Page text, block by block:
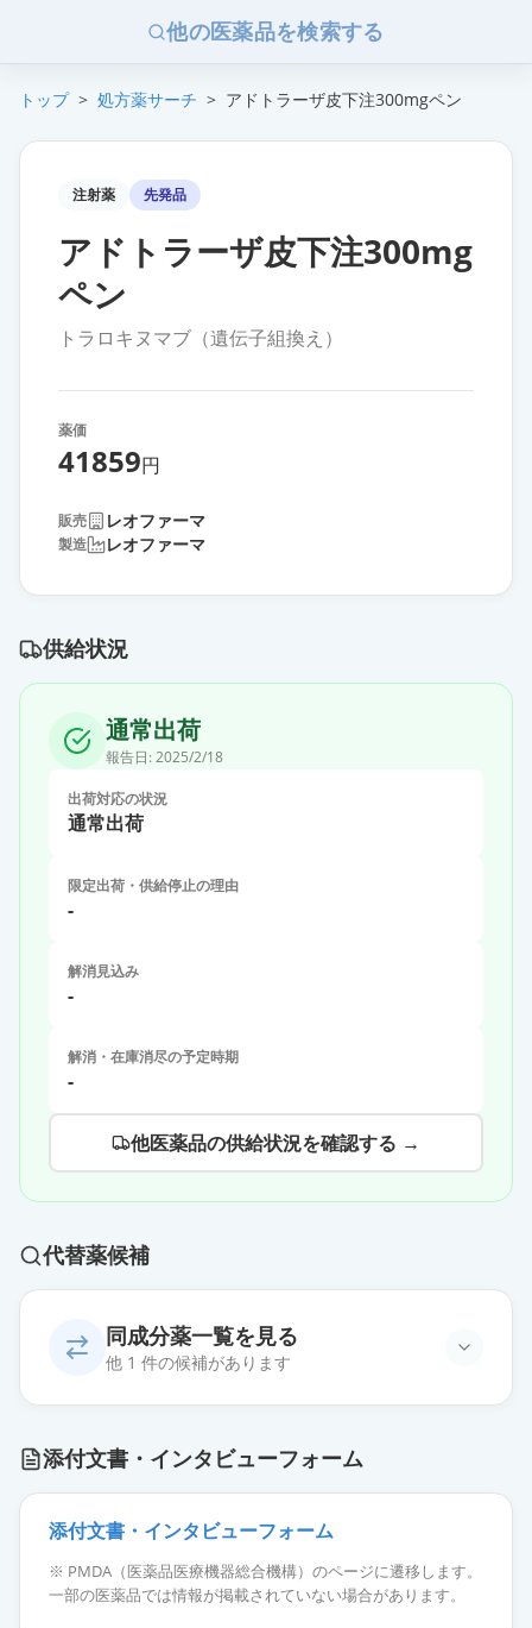
他の医薬品を検索する
トップ > 処方薬サーチ > アドトラーザ皮下注300mgペン
注射薬 先発品
アドトラーザ皮下注300mg
ペン
トラロキヌマブ（遺伝子組換え）
薬価
41859円
販売 レオファーマ
製造 レオファーマ
供給状況
通常出荷
報告日: 2025/2/18
出荷対応の状況
通常出荷
限定出荷・供給停止の理由
-
解消見込み
-
解消・在庫消尽の予定時期
-
他医薬品の供給状況を確認する →
代替薬候補
同成分薬一覧を見る
他 1 件の候補があります
薬価 24182 円
添付文書・インタビューフォーム
添付文書・インタビューフォーム
※ PMDA（医薬品医療機器総合機構）のページに遷移します。
一部の医薬品では情報が掲載されていない場合があります。